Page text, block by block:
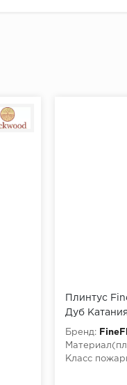
Плинтус
Дуб
Бренд:
Класс